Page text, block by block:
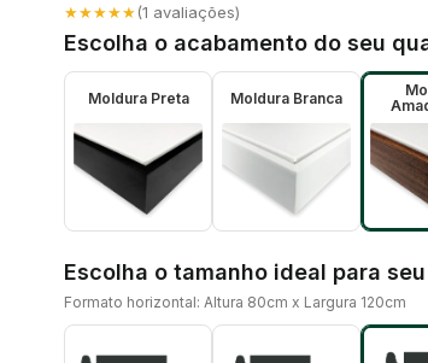
★★★★★(1 avaliações)
Escolha o acabamento do seu
Moldura Preta Moldura Branca
Escolha o tamanho ideal para
Formato horizontal: Altura 80cm x Largura 120cm